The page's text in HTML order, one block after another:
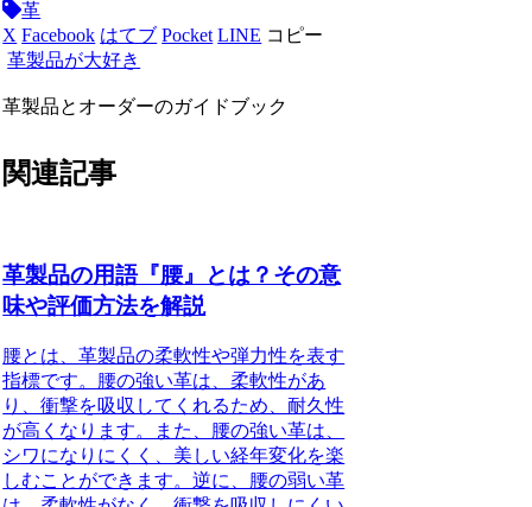
革
X Facebook はてブ Pocket LINE コピー
革製品が大好き
革製品とオーダーのガイドブック
関連記事
革製品の用語『腰』とは？その意
味や評価方法を解説
腰とは、革製品の柔軟性や弾力性を表す
指標です。腰の強い革は、柔軟性があ
り、衝撃を吸収してくれるため、耐久性
が高くなります。また、腰の強い革は、
シワになりにくく、美しい経年変化を楽
しむことができます。逆に、腰の弱い革